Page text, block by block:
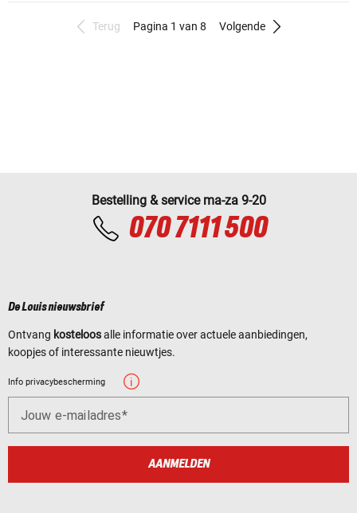
Terug Pagina 1 van 8 Volgende
Bestelling & service ma-za 9-20
070 7111 500
De Louis nieuwsbrief
Ontvang kosteloosalle informatie over actuele aanbiedingen,
koopjes of interessante nieuwtjes.
Info privacybescherming
Jouw e-mailadres
AANMELDEN